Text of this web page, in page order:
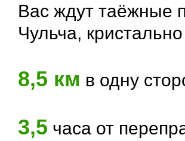
Вас ждут таёжные
Чульча,
8,5 км в одну
3,5 часа от